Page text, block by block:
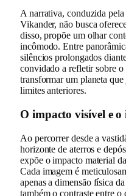
A narrativa, conduzida
Vikander, não busca
disso, propõe um olhar
incômodo. Entre
silêncios prolongados
convidado a refletir sobre
transformar um planeta
limites anteriores.
O impacto visível e o
Ao percorrer desde a
horizonte de aterros e
expõe o impacto material
Cada imagem é
apenas a dimensão física
também o contraste entre o